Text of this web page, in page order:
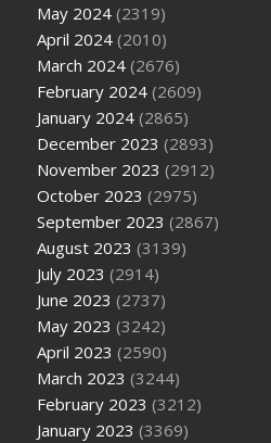
May 2024 (2319)
April 2024 (2010)
March 2024 (2676)
February 2024 (2609)
January 2024 (2865)
December 2023 (2893)
November 2023 (2912)
October 2023 (2975)
September 2023 (2867)
August 2023 (3139)
July 2023 (2914)
June 2023 (2737)
May 2023 (3242)
April 2023 (2590)
March 2023 (3244)
February 2023 (3212)
January 2023 (3369)